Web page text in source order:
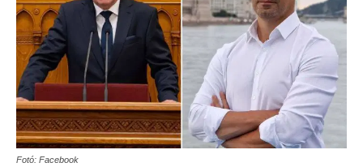
Fotó: Facebook